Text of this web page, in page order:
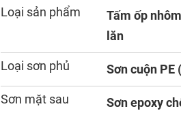
Loại sản phẩm
Tấm ốp
lăn
Loại sơn phủ Sơn cuộn PE
Sơn mặt sau
Sơn epoxy